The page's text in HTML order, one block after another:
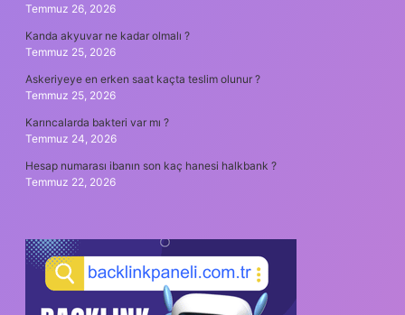
Temmuz 26, 2026
Kanda akyuvar ne kadar olmalı ?
Temmuz 25, 2026
Askeriyeye en erken saat kaçta teslim olunur ?
Temmuz 25, 2026
Karıncalarda bakteri var mı ?
Temmuz 24, 2026
Hesap numarası ibanın son kaç hanesi halkbank ?
Temmuz 22, 2026